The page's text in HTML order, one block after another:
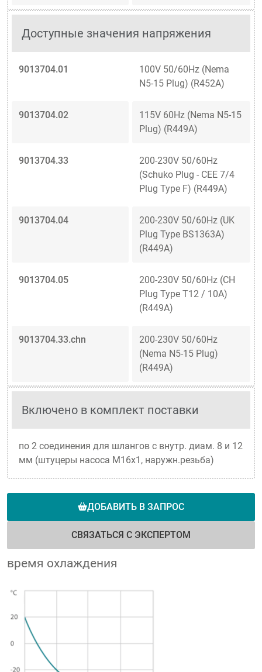
Доступные значения напряжения
9013704.01
100V 50/60Hz (Nema
N5-15 Plug) (R452A)
9013704.02
115V 60Hz (Nema N5-15
Plug) (R449A)
9013704.33
200-230V 50/60Hz
(Schuko Plug - CEE 7/4
Plug Type F) (R449A)
9013704.04
200-230V 50/60Hz (UK
Plug Type BS1363A)
(R449A)
9013704.05
200-230V 50/60Hz (CH
Plug Type T12 / 10A)
(R449A)
9013704.33.chn
200-230V 50/60Hz
(Nema N5-15 Plug)
(R449A)
Включено в комплект поставки
по 2 соединения для шлангов с внутр. диам. 8 и 12
мм (штуцеры насоса M16x1, наружн.резьба)
ДОБАВИТЬ В ЗАПРОС
СВЯЗАТЬСЯ С ЭКСПЕРТОМ
время охлаждения